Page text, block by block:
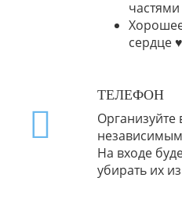
частями
сердце ♥️
ТЕЛЕФОН
Организуйте
На входе
убирать их